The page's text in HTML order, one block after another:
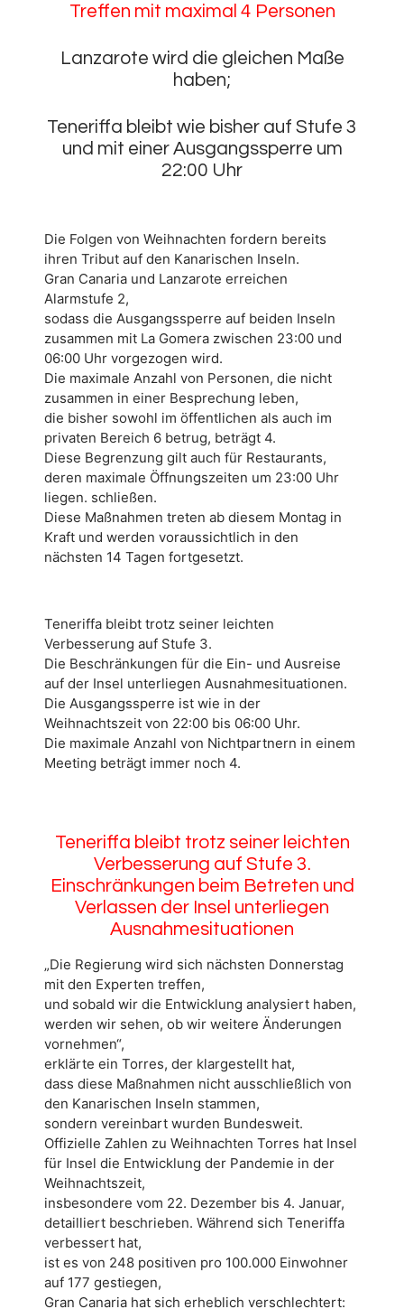
Treffen mit maximal 4 Personen
Lanzarote wird die gleichen Maße
haben;
Teneriffa bleibt wie bisher auf Stufe 3
und mit einer Ausgangssperre um
22:00 Uhr
Die Folgen von Weihnachten fordern bereits
ihren Tribut auf den Kanarischen Inseln.
Gran Canaria und Lanzarote erreichen
Alarmstufe 2,
sodass die Ausgangssperre auf beiden Inseln
zusammen mit La Gomera zwischen 23:00 und
06:00 Uhr vorgezogen wird.
Die maximale Anzahl von Personen, die nicht
zusammen in einer Besprechung leben,
die bisher sowohl im öffentlichen als auch im
privaten Bereich 6 betrug, beträgt 4.
Diese Begrenzung gilt auch für Restaurants,
deren maximale Öffnungszeiten um 23:00 Uhr
liegen. schließen.
Diese Maßnahmen treten ab diesem Montag in
Kraft und werden voraussichtlich in den
nächsten 14 Tagen fortgesetzt.
Teneriffa bleibt trotz seiner leichten
Verbesserung auf Stufe 3.
Die Beschränkungen für die Ein- und Ausreise
auf der Insel unterliegen Ausnahmesituationen.
Die Ausgangssperre ist wie in der
Weihnachtszeit von 22:00 bis 06:00 Uhr.
Die maximale Anzahl von Nichtpartnern in einem
Meeting beträgt immer noch 4.
Teneriffa bleibt trotz seiner leichten
Verbesserung auf Stufe 3.
Einschränkungen beim Betreten und
Verlassen der Insel unterliegen
Ausnahmesituationen
„Die Regierung wird sich nächsten Donnerstag
mit den Experten treffen,
und sobald wir die Entwicklung analysiert haben,
werden wir sehen, ob wir weitere Änderungen
vornehmen“,
erklärte ein Torres, der klargestellt hat,
dass diese Maßnahmen nicht ausschließlich von
den Kanarischen Inseln stammen,
sondern vereinbart wurden Bundesweit.
Offizielle Zahlen zu Weihnachten Torres hat Insel
für Insel die Entwicklung der Pandemie in der
Weihnachtszeit,
insbesondere vom 22. Dezember bis 4. Januar,
detailliert beschrieben. Während sich Teneriffa
verbessert hat,
ist es von 248 positiven pro 100.000 Einwohner
auf 177 gestiegen,
Gran Canaria hat sich erheblich verschlechtert: